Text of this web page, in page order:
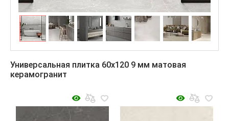
Универсальная плитка 60x120 9 мм матовая
керамогранит